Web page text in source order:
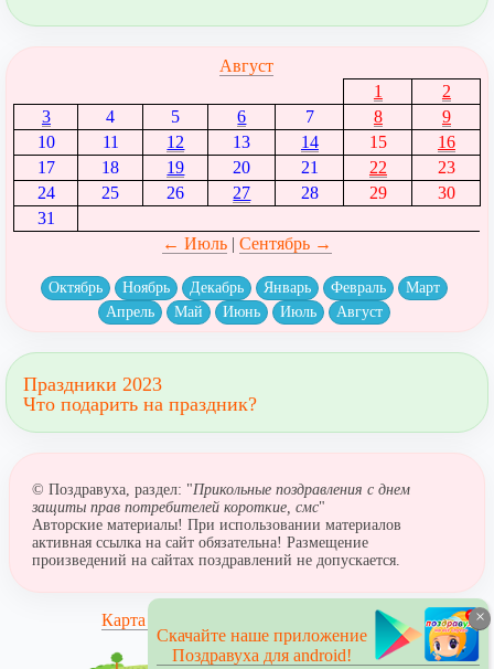
Август
1
2
3
4 5 6 7 8
9
10
11 12 13 14 15
16
17
18 19 20 21 22
23
24
25 26 27 28 29
30
31
← Июль| Сентябрь →
Октябрь Ноябрь Декабрь Январь Февраль
Март
Апрель
Май Июнь Июль Август
Праздники 2023
Что подарить на праздник?
© Поздравуха, раздел: "Прикольные поздравления с днем
защиты прав потребителей короткие, смс"
Авторские материалы! При использовании материалов
активная ссылка на сайт обязательна! Размещение
произведений на сайтах поздравлений не допускается.
Карта сайта
×
Скачайте наше приложение
Поздравуха для android!